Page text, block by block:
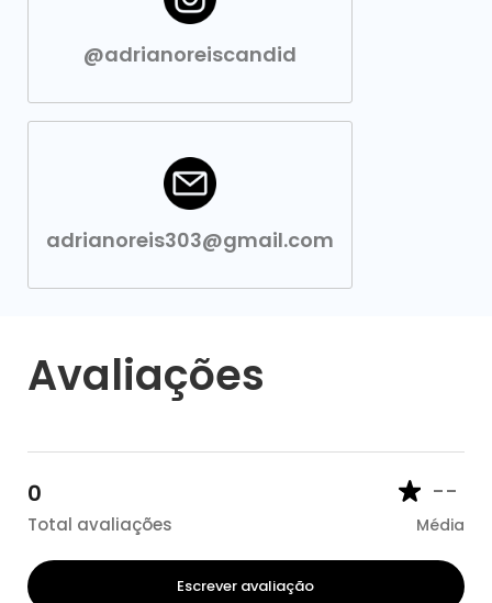
@adrianoreiscandid
adrianoreis303@gmail.com
Avaliações
0
Total avaliações
--
Média
Escrever avaliação